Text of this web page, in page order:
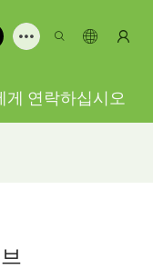
게 연락하십시오